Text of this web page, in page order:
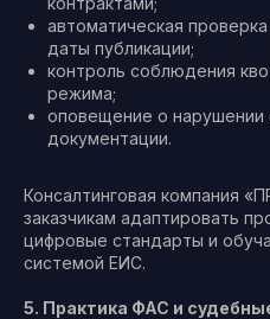
автоматическая
даты публикации;
контроль соблюдения
режима;
оповещение о нарушении
документации.
Консалтинговая компания
заказчикам адаптировать
цифровые стандарты и
системой ЕИС.
5. Практика ФАС и